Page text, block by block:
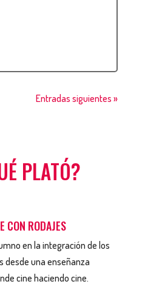
Entradas siguientes »
PLATÓ?
CON RODAJES
en la integración de los
desde una enseñanza
cine haciendo cine.